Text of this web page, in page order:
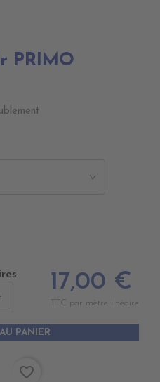
PRIMO
>
17,00 €
TTC par mètre linéaire
PANIER
favorite_border